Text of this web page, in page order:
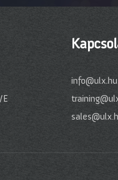
E
info@ulx.hu